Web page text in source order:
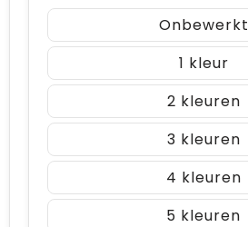
Onbewerkt
1
2
3
4
5